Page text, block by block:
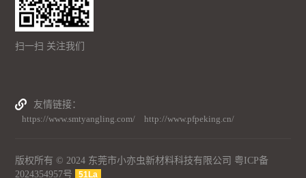
扫一扫 关注我们
友情链接
https://www.smtyangling.com/
http://www.pfpeking.cn/
版权所有 © 2024 东莞市小亦虫新材料科技有限公司 粤ICP备
2024354957号
51La